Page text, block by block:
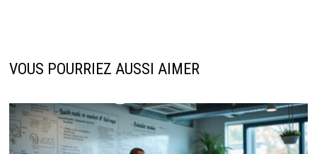
VOUS POURRIEZ AUSSI AIMER